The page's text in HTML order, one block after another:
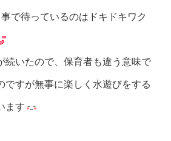
で待っているのはドキドキワク
続いたので、保育者も違う意味で
ですが無事に楽しく水遊びをする
ます